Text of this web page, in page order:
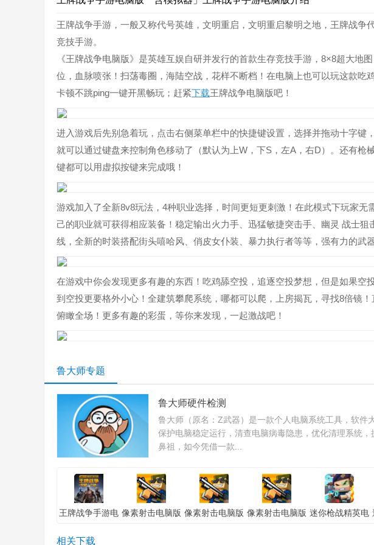
王牌战争手游，一般又称代号英雄，文明重启，文明重启黎明之地，王牌战争
竞技手游。
《王牌战争电脑版》是英雄互娱自研并发行的首款生存竞技手游，8×8超大地
位，血脉喷张！扫荡毒圈，海陆空战，花样不断档！在电脑上也可以玩这款吃
卡顿不跳ping一键开黑畅玩；赶紧下载王牌战争电脑版吧！
进入游戏后先别急着玩，点击右侧菜单栏中的快捷键设置，选择并拖动十字键
就可以通过键盘来控制角色移动了（默认为上W，下S，左A，右D）。还有枪
键都可以用虚拟按键来完成哦！
游戏加入了全新8v8玩法，4种职业选择，时间更短更刺激！在此模式下玩家无
己的职业就可获得相应装备！稳定输出火力手、迅猛敏捷突击手、幽灵 战士
线，全新的时装搭配街头嘻哈风、俏皮女仆装、暴力执行者等等，强有力的武
在游戏中你会发现更多有趣的东西！吃鸡舔空投，追逐空投梦想，但是如果空
到空投更要格外小心！全建筑攀爬系统，哪都可以爬，上房揭瓦，寻找8倍镜
俯瞰全场！更多有趣的彩蛋，等你来发现，一起激战吧！
鲁大师专题
鲁大师硬件检测
鲁大师（原名：Z武器）是一款个人电脑系统工具，软件
保护电脑稳定运行，清查电脑病毒隐患，优化清理系统
鼻祖，如今凭借一款...
王牌战争手游电
器」安卓版
像素射击电脑版 像素射击电脑版 像素射击电脑版 迷你枪战精英电
相关下载